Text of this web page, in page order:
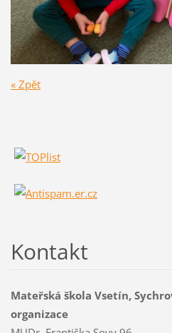
« Zpět
Kontakt
Mateřská škola Vsetín,
organizace